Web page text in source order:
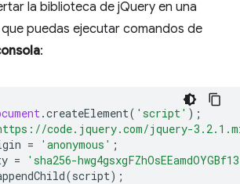
la biblioteca de jQuery en una
puedas ejecutar comandos de
:
.createElement( 'script' );
code.jquery.com/jquery-
= 'anonymous' ;
=
'sha256-
(script);